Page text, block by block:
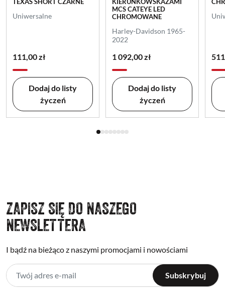
Uniwersalne
111,00 zł
Dodaj do listy
życzeń
MCS CATEYE LED
CHROMOWANE
Harley-Davidson 1965-
2022
1 092,00 zł
Dodaj do listy
życzeń
ZAPISZ SIĘ DO NASZEGO
NEWSLETTERA
I bądź na bieżąco z naszymi promocjami i nowościami